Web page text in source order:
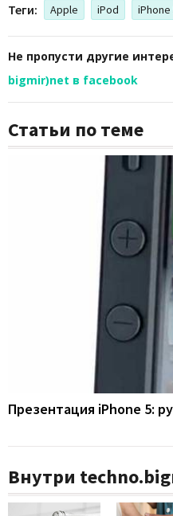
Теги: Apple iPod iPhone
Не пропусти другие
bigmir)net в facebook
Статьи по теме
Презентация iPhone 5:
Внутри